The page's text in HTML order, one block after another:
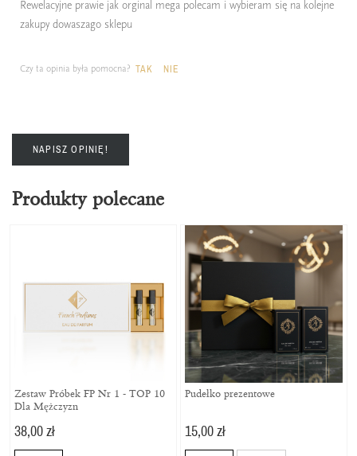
Rewelacyjne prawie jak orginal mega polecam i wybieram się na kolejne
zakupy dowaszago sklepu
Czy ta opinia była pomocna? TAK NIE
NAPISZ OPINIĘ!
Produkty polecane
Zestaw Próbek FP Nr 1 - TOP 10
Dla Mężczyzn
38,00 zł
Pudełko prezentowe
15,00 zł